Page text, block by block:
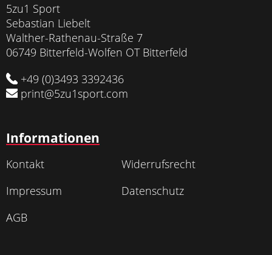
5zu1 Sport
Sebastian Liebelt
Walther-Rathenau-Straße 7
06749 Bitterfeld-Wolfen OT Bitterfeld
+49 (0)3493 3392436
print@5zu1sport.com
Informationen
Kontakt
Widerrufsrecht
Impressum
Datenschutz
AGB